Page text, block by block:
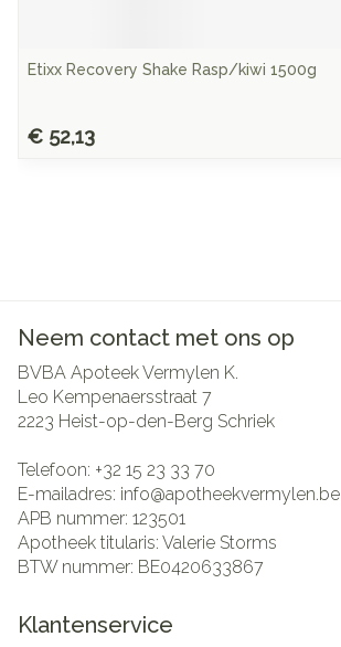
Etixx Recovery Shake Rasp/kiwi 1500g
€ 52,13
Neem contact met ons op
BVBA Apoteek Vermylen K.
Leo Kempenaersstraat 7
2223 Heist-op-den-Berg Schriek
Telefoon: +32 15 23 33 70
E-mailadres: info@apotheekvermylen.be
APB nummer: 123501
Apotheek titularis: Valerie Storms
BTW nummer: BE0420633867
Klantenservice